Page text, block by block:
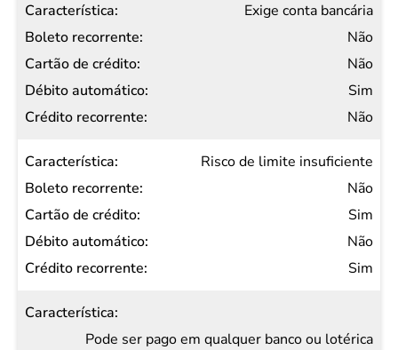
Débito
automático
Crédito
recorrente
Exige conta bancária
Não
Não
Sim
Não
Risco de limite insuficiente
Não
Sim
Não
Sim
Pode ser pago em qualquer banco ou lotérica